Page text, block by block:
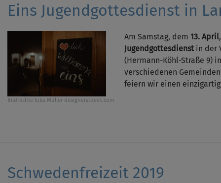
Eins Jugendgottesdienst in
Bildrechte Julia Müller designerstueck.com
Am Samstag, dem 13. April
Jugendgottesdienst in der
(Hermann-Köhl-Straße 9)
verschiedenen
feiern wir einen
Schwedenfreizeit 2019